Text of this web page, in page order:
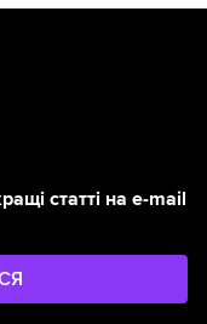
статті на e-mail